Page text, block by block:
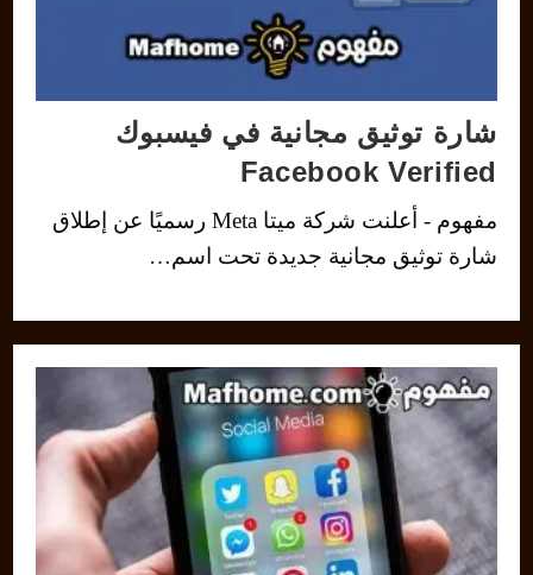
شارة توثيق مجانية في فيسبوك
Facebook Verified
مفهوم - أعلنت شركة ميتا Meta رسميًا عن إطلاق
شارة توثيق مجانية جديدة تحت اسم…